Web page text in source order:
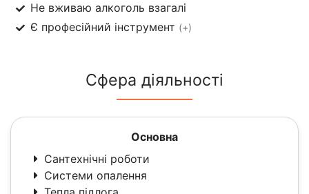
Не вживаю алкоголь взагалі
Є професійний інструмент (+)
Сфера діяльності
Основна
Сантехнічні роботи
Системи опалення